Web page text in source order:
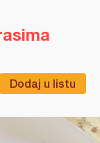
Dodaj u listu